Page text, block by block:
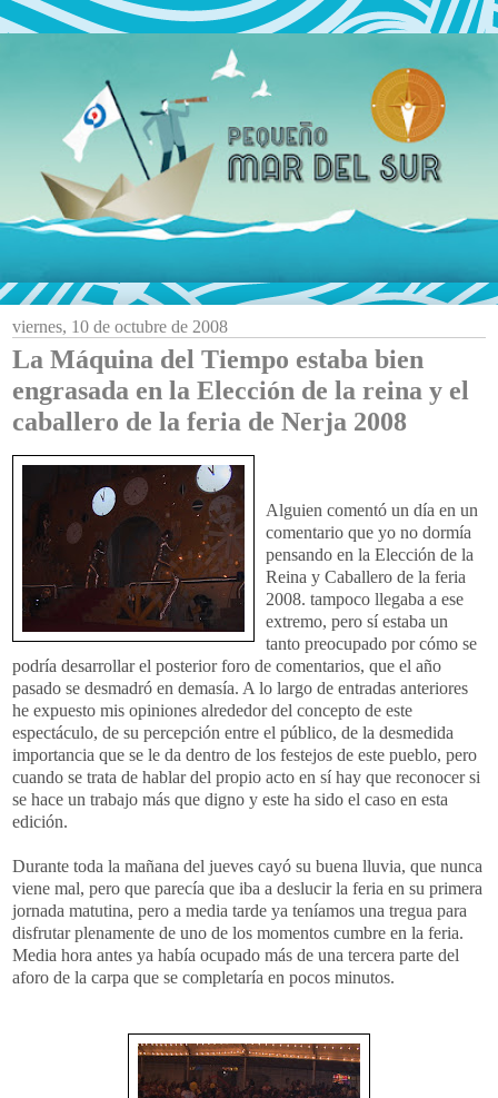
viernes, 10 de octubre de 2008
La Máquina del Tiempo estaba bien
engrasada en la Elección de la reina y el
caballero de la feria de Nerja 2008
Alguien comentó un día en un
comentario que yo no dormía
pensando en la Elección de la
Reina y Caballero de la feria
2008. tampoco llegaba a ese
extremo, pero sí estaba un
tanto preocupado por cómo se
podría desarrollar el posterior foro de comentarios, que el año
pasado se desmadró en demasía. A lo largo de entradas anteriores
he expuesto mis opiniones alrededor del concepto de este
espectáculo, de su percepción entre el público, de la desmedida
importancia que se le da dentro de los festejos de este pueblo, pero
cuando se trata de hablar del propio acto en sí hay que reconocer si
se hace un trabajo más que digno y este ha sido el caso en esta
edición.
Durante toda la mañana del jueves cayó su buena lluvia, que nunca
viene mal, pero que parecía que iba a deslucir la feria en su primera
jornada matutina, pero a media tarde ya teníamos una tregua para
disfrutar plenamente de uno de los momentos cumbre en la feria.
Media hora antes ya había ocupado más de una tercera parte del
aforo de la carpa que se completaría en pocos minutos.